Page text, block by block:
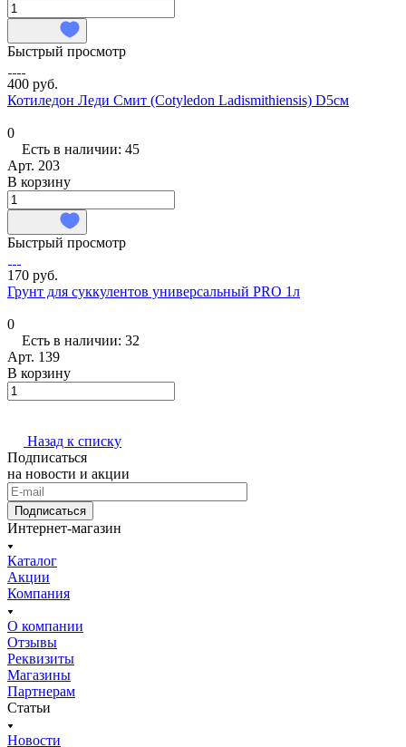
Быстрый просмотр
400 руб.
Котиледон Леди Смит (Cotyledon Ladismithiensis) D5см
0
Есть в наличии: 45
Арт. 203
В корзину
Быстрый просмотр
170 руб.
Грунт для суккулентов универсальный PRO 1л
0
Есть в наличии: 32
Арт. 139
В корзину
Назад к списку
Подписаться
на новости и акции
Подписаться
Интернет-магазин
Каталог
Акции
Компания
О компании
Отзывы
Реквизиты
Магазины
Партнерам
Статьи
Новости